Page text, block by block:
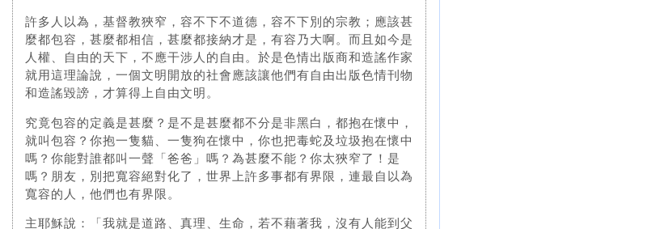
許多人以為，基督教狹窄，容不下不道德，容不下別的宗教；應該甚
麼都包容，甚麼都相信，甚麼都接納才是，有容乃大啊。而且如今是
人權、自由的天下，不應干涉人的自由。於是色情出版商和造謠作家
就用這理論說，一個文明開放的社會應該讓他們有自由出版色情刊物
和造謠毀謗，才算得上自由文明。
究竟包容的定義是甚麼？是不是甚麼都不分是非黑白，都抱在懷中，
就叫包容？你抱一隻貓、一隻狗在懷中，你也把毒蛇及垃圾抱在懷中
嗎？你能對誰都叫一聲「爸爸」嗎？為甚麼不能？你太狹窄了！是
嗎？朋友，別把寬容絕對化了，世界上許多事都有界限，連最自以為
寬容的人，他們也有界限。
主耶穌說：「我就是道路、真理、生命，若不藉著我，沒有人能到父